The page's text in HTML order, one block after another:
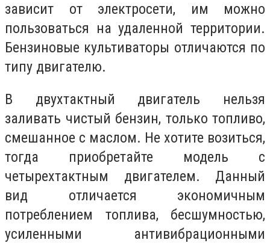
зависит от электросети, им можно
пользоваться на удаленной территории.
Бензиновые культиваторы отличаются по
типу двигателю.
В двухтактный двигатель нельзя
заливать чистый бензин, только топливо,
смешанное с маслом. Не хотите возиться,
тогда приобретайте модель с
четырехтактным двигателем. Данный
вид отличается экономичным
потреблением топлива, бесшумностью,
усиленными антивибрационными